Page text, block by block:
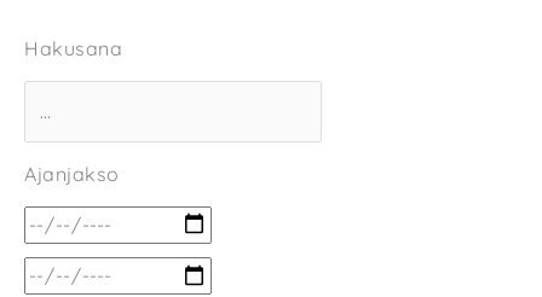
Hakusana
Ajanjakso